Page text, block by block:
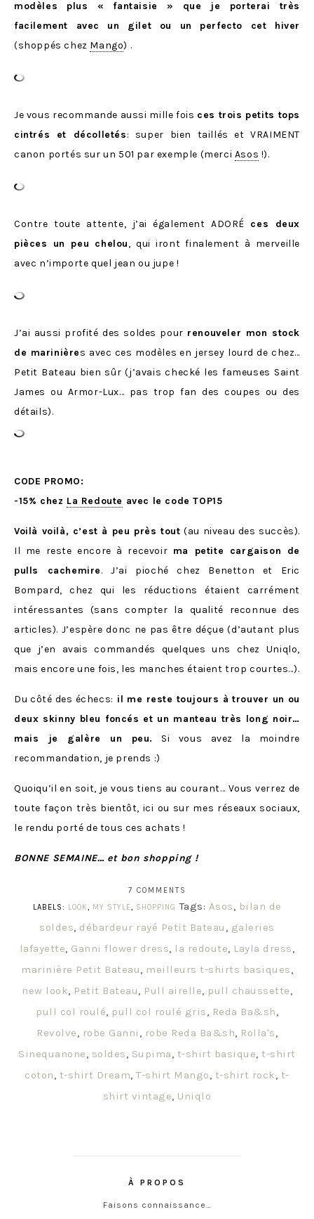
modèles plus « fantaisie » que je porterai très
facilement avec un gilet ou un perfecto cet hiver
(shoppés chez Mango) .
Je vous recommande aussi mille fois ces trois petits tops
cintrés et décolletés: super bien taillés et VRAIMENT
canon portés sur un 501 par exemple (merci Asos !).
Contre toute attente, j’ai également ADORÉ ces deux
pièces un peu chelou, qui iront finalement à merveille
avec n’importe quel jean ou jupe !
J’ai aussi profité des soldes pour renouveler mon stock
de marinières avec ces modèles en jersey lourd de chez…
Petit Bateau bien sûr (j’avais checké les fameuses Saint
James ou Armor-Lux… pas trop fan des coupes ou des
détails).
CODE PROMO:
-15% chez La Redoute avec le code TOP15
Voilà voilà, c’est à peu près tout (au niveau des succès).
Il me reste encore à recevoir ma petite cargaison de
pulls cachemire. J’ai pioché chez Benetton et Eric
Bompard, chez qui les réductions étaient carrément
intéressantes (sans compter la qualité reconnue des
articles). J’espère donc ne pas être déçue (d’autant plus
que j’en avais commandés quelques uns chez Uniqlo,
mais encore une fois, les manches étaient trop courtes…).
Du côté des échecs: il me reste toujours à trouver un ou
deux skinny bleu foncés et un manteau très long noir…
mais je galère un peu.
Si vous avez la moindre
recommandation, je prends :)
Quoiqu’il en soit, je vous tiens au courant… Vous verrez de
toute façon très bientôt, ici ou sur mes réseaux sociaux,
le rendu porté de tous ces achats !
BONNE SEMAINE… et bon shopping !
7 COMMENTS
LABELS: LOOK, MY STYLE, SHOPPING Tags: Asos, bilan de
soldes, débardeur rayé Petit Bateau , galeries
lafayette, Ganni flower dress, la redoute, Layla dress,
marinière Petit Bateau, meilleurs t-shirts basiques,
new look, Petit Bateau, Pull airelle, pull chaussette,
pull col roulé, pull col roulé gris, Reda Ba&sh,
Revolve, robe Ganni , robe Reda Ba&sh, Rolla's,
Sinequanone, soldes, Supima, t-shirt basique,t-shirt
coton, t-shirt Dream,T-shirt Mango, t-shirt rock, t-
shirt vintage, Uniqlo
À PROPOS
Faisons connaissance…